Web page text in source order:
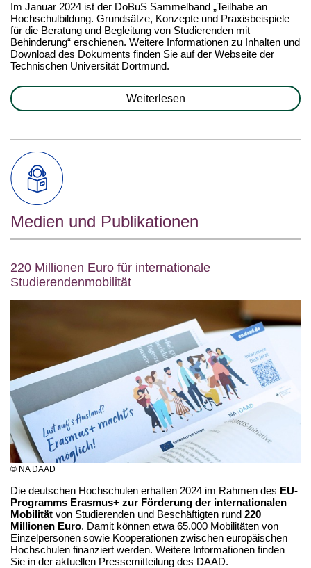
Im Januar 2024 ist der DoBuS Sammelband „Teilhabe an
Hochschulbildung. Grundsätze, Konzepte und Praxisbeispiele
für die Beratung und Begleitung von Studierenden mit
Behinderung“ erschienen. Weitere Informationen zu Inhalten und
Download des Dokuments finden Sie auf der Webseite der
Technischen Universität Dortmund.
Weiterlesen
Medien und Publikationen
220 Millionen Euro für internationale
Studierendenmobilität
© NA DAAD
Die deutschen Hochschulen erhalten 2024 im Rahmen des EU-
Programms Erasmus+ zur Förderung der internationalen
Mobilität von Studierenden und Beschäftigten rund 220
Millionen Euro. Damit können etwa 65.000 Mobilitäten von
Einzelpersonen sowie Kooperationen zwischen europäischen
Hochschulen finanziert werden. Weitere Informationen finden
Sie in der aktuellen Pressemitteilung des DAAD.